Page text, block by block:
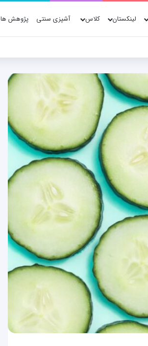
لینکستان کلاس آشپزی سنتی پژوهش ها